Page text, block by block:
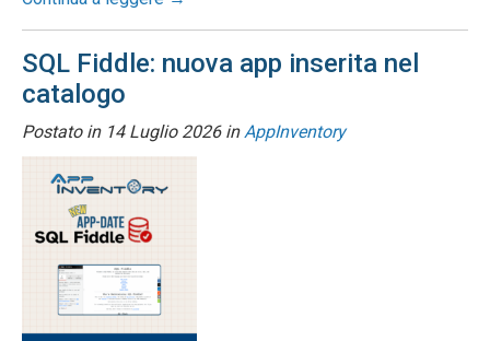
SQL Fiddle: nuova app inserita nel
catalogo
Postato in 14 Luglio 2026inAppInventory